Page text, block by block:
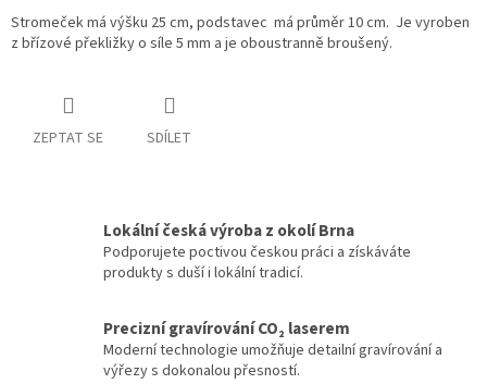
Stromeček má výšku 25 cm, podstavec má průměr 10 cm. Je vyroben
z břízové překližky o síle 5 mm a je oboustranně broušený.
ZEPTAT SE SDÍLET
Lokální česká výroba z okolí Brna
Podporujete poctivou českou práci a získáváte
produkty s duší i lokální tradicí.
Precizní gravírování CO₂ laserem
Moderní technologie umožňuje detailní gravírování a
výřezy s dokonalou přesností.